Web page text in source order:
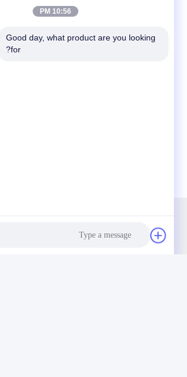
10:56 PM
Good day, what product are you looking
for?